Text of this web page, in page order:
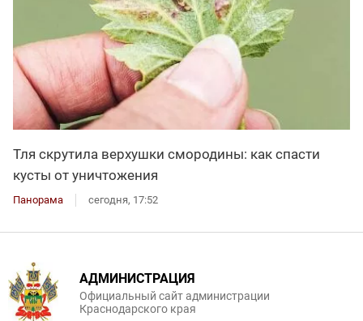
Тля скрутила верхушки смородины: как спасти
кусты от уничтожения
Панорама сегодня, 17:52
АДМИНИСТРАЦИЯ
Официальный сайт администрации
Краснодарского края